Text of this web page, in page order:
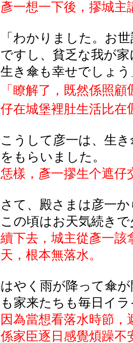
彥一想一下後，摎城主
「わかりました。お
ですし、貧乏な我が
生き傘も幸せでしょう
「瞭解了，既然係照顧
仔在城堡裡肚生活比在
こうして彦一は、生
をもらいました。
恁樣，彥一摎生个遮仔
さて、殿さまは彦一
この頃はお天気続き
續下去，城主從彥一該
天，根本無落水。
はやく雨が降って傘
も家来たちも毎日イ
因為當想看落水時節
係家臣逐日感覺煩躁不